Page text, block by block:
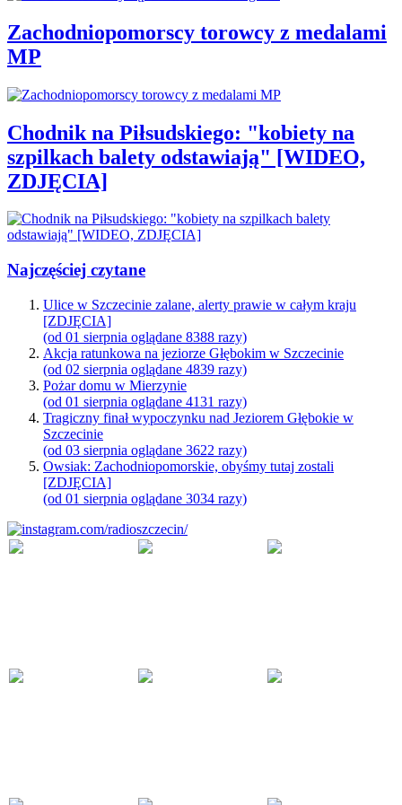
Zachodniopomorscy torowcy z medalami
MP
Chodnik na Piłsudskiego: "kobiety na
szpilkach balety odstawiają" [WIDEO,
ZDJĘCIA]
Najczęściej czytane
Ulice w Szczecinie zalane, alerty prawie w całym kraju
[ZDJĘCIA]
(od 01 sierpnia oglądane 8388 razy)
Akcja ratunkowa na jeziorze Głębokim w Szczecinie
(od 02 sierpnia oglądane 4839 razy)
Pożar domu w Mierzynie
(od 01 sierpnia oglądane 4131 razy)
Tragiczny finał wypoczynku nad Jeziorem Głębokie w
Szczecinie
(od 03 sierpnia oglądane 3622 razy)
Owsiak: Zachodniopomorskie, obyśmy tutaj zostali
[ZDJĘCIA]
(od 01 sierpnia oglądane 3034 razy)